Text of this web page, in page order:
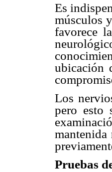
Es
músculos
favorece
ubicación
Los
pero esto
Pruebas